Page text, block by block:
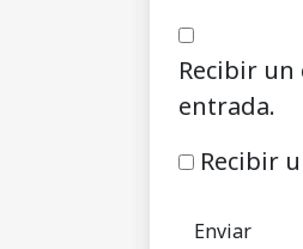
Recibir
entrada.
Recibir